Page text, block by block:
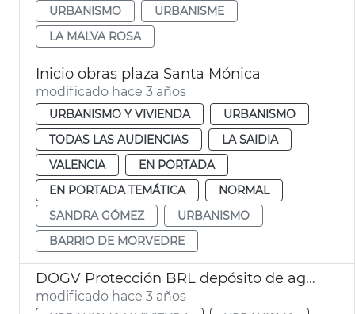
URBANISMO
URBANISME
LA MALVA ROSA
Inicio obras plaza Santa Mónica
modificado hace 3 años
URBANISMO Y VIVIENDA
URBANISMO
TODAS LAS AUDIENCIAS
LA SAIDIA
VALENCIA
EN PORTADA
EN PORTADA TEMÁTICA
NORMAL
SANDRA GÓMEZ
URBANISMO
BARRIO DE MORVEDRE
DOGV Protección BRL depósito de agua
modificado hace 3 años